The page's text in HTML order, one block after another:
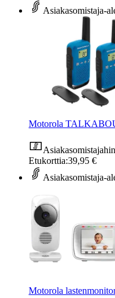
Asiakasomistaja-
Motorola
Etukorttia:39,95 €
Asiakasomistaja-
Motorola